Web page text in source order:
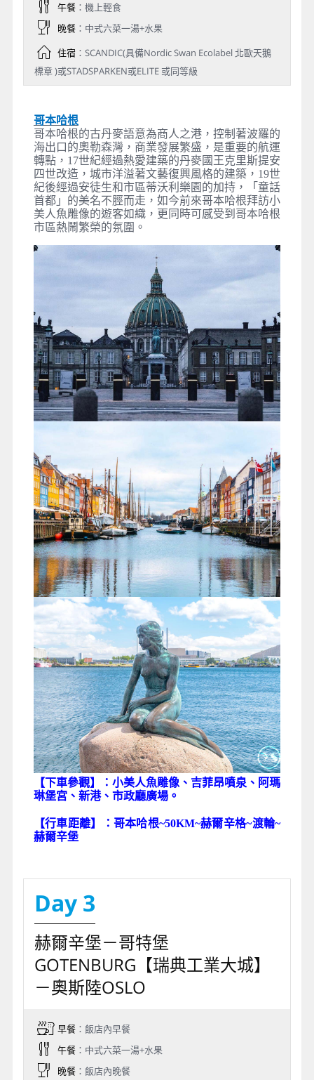
午餐：機上輕食
晚餐：中式六菜一湯+水果
住宿：SCANDIC(具備Nordic Swan Ecolabel 北歐天鵝
標章 )或STADSPARKEN或ELITE 或同等級
哥本哈根
哥本哈根的古丹麥語意為商人之港，控制著波羅的
海出口的奧勒森灣，商業發展繁盛，是重要的航運
轉點，17世紀經過熱愛建築的丹麥國王克里斯提安
四世改造，城市洋溢著文藝復興風格的建築，19世
紀後經過安徒生和市區蒂沃利樂園的加持，「童話
首都」的美名不脛而走，如今前來哥本哈根拜訪小
美人魚雕像的遊客如織，更同時可感受到哥本哈根
市區熱鬧繁榮的氛圍。
【下車參觀】：小美人魚雕像、吉菲昂噴泉、阿瑪
琳堡宮、新港、市政廳廣場。
【行車距離】：哥本哈根~50KM~赫爾辛格~渡輪~
赫爾辛堡
Day 3
赫爾辛堡－哥特堡
GOTENBURG【瑞典工業大城】
－奧斯陸OSLO
早餐：飯店內早餐
午餐：中式六菜一湯+水果
晚餐：飯店內晚餐